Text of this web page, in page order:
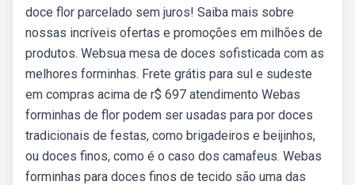
doce flor parcelado sem juros! Saiba mais sobre
nossas incríveis ofertas e promoções em milhões de
produtos. Websua mesa de doces sofisticada com as
melhores forminhas. Frete grátis para sul e sudeste
em compras acima de r$ 697 atendimento Webas
forminhas de flor podem ser usadas para por doces
tradicionais de festas, como brigadeiros e beijinhos,
ou doces finos, como é o caso dos camafeus. Webas
forminhas para doces finos de tecido são uma das